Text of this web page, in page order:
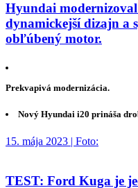
Hyundai
dynamickejší dizajn a
obľúbený motor.
Prekvapivá modernizácia.
Nový Hyundai i20 prináša
15. mája 2023 | Foto:
TEST: Ford Kuga je